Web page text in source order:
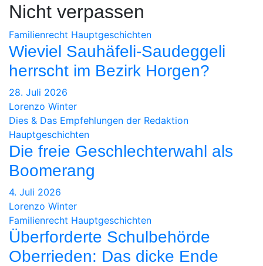
Nicht verpassen
Familienrecht Hauptgeschichten
Wieviel Sauhäfeli-Saudeggeli
herrscht im Bezirk Horgen?
28. Juli 2026
Lorenzo Winter
Dies & Das Empfehlungen der Redaktion
Hauptgeschichten
Die freie Geschlechterwahl als
Boomerang
4. Juli 2026
Lorenzo Winter
Familienrecht Hauptgeschichten
Überforderte Schulbehörde
Oberrieden: Das dicke Ende